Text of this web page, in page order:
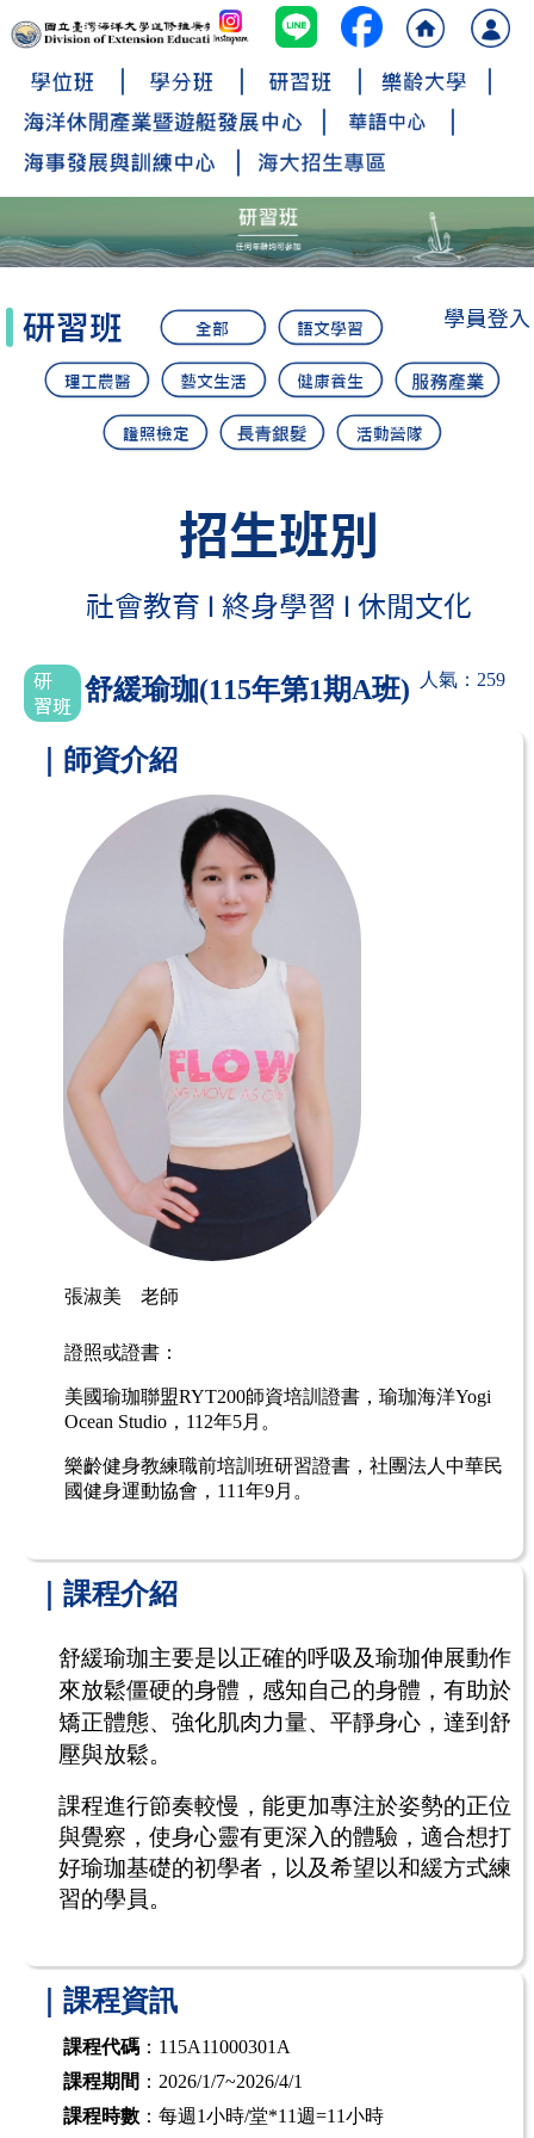
舒緩瑜珈(115年第1期A班) 人氣：259
｜師資介紹
張淑美 老師
證照或證書：
美國瑜珈聯盟RYT200師資培訓證書， 瑜珈海洋Yogi
Ocean Studio， 112年5月。
樂齡健身教練職前培訓班研習證書， 社團法人中華民
國健身運動協會，111年9月。
｜課程介紹
舒緩瑜珈主要是以正確的呼吸及瑜珈伸展動作
來放鬆僵硬的身體，感知自己的身體，有助於
矯正體態、強化肌肉力量、平靜身心，達到舒
壓與放鬆。
課程進行節奏較慢，能更加專注於姿勢的正位
與覺察，使身心靈有更深入的體驗，適合想打
好瑜珈基礎的初學者，以及希望以和緩方式練
習的學員。
｜課程資訊
課程代碼 ：115A11000301A
課程期間 ：2026/1/7~2026/4/1
課程時數 ：每週1小時/堂*11週=11小時